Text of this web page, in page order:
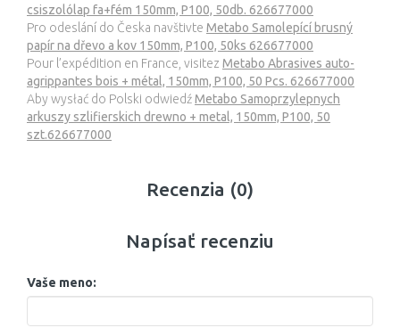
csiszolólap fa+fém 150mm, P100, 50db. 626677000
Pro odeslání do Česka navštivte Metabo Samolepící brusný
papír na dřevo a kov 150mm, P100, 50ks 626677000
Pour l’expédition en France, visitez Metabo Abrasives auto-
agrippantes bois + métal, 150mm, P100, 50 Pcs. 626677000
Aby wysłać do Polski odwiedźMetabo Samoprzylepnych
arkuszy szlifierskich drewno + metal, 150mm, P100, 50
szt.626677000
Recenzia (0)
Napísať recenziu
Vaše meno: